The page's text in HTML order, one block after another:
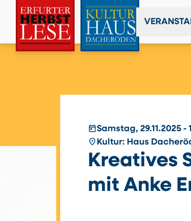
todaySamstag, 29.11.2025 -
place Kultur: Haus
Kreatives
mit Anke